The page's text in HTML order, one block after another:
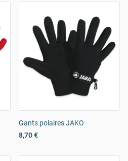
Gants polaires JAKO
8,70 €